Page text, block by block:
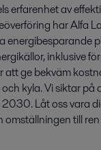
erfarenhet av
har Alfa
energibesparande
inklusive
att ge bekväm
kyla. Vi siktar på
Låt oss vara
omställningen till